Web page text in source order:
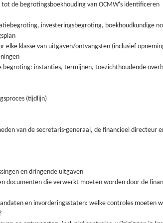
de begrotingsboekhouding van OCMW's identificeren
investeringsbegroting, boekhoudkundige
elke klasse van uitgaven/ontvangsten (inclusief
begroting: instanties, termijnen, toezichthoudende
(tijdlijn)
van de secretaris-generaal, de financieel directeur
en dringende uitgaven
documenten die verwerkt moeten worden door de
en invorderingsstaten: welke controles moeten